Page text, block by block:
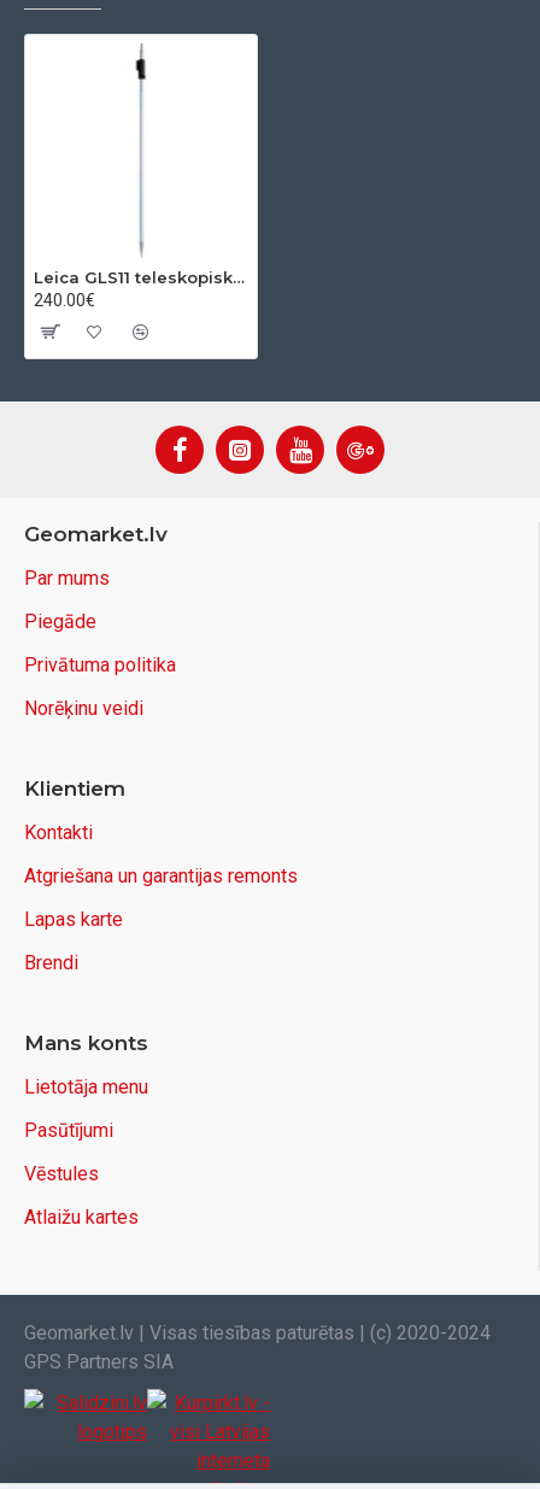
Leica GLS11 teleskopiskais alumīnija prizmas štoks
240.00€
Geomarket.lv
Par mums
Piegāde
Privātuma politika
Norēķinu veidi
Klientiem
Kontakti
Atgriešana un garantijas remonts
Lapas karte
Brendi
Mans konts
Lietotāja menu
Pasūtījumi
Vēstules
Atlaižu kartes
Geomarket.lv | Visas tiesības paturētas | (c) 2020-2024
GPS Partners SIA